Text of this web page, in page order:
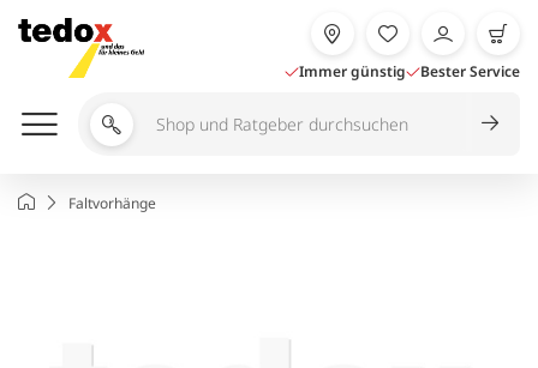
Inhalt
springen
Immer günstig Bester Service
Shop
durchsuchen
StartseiteFaltvorhänge